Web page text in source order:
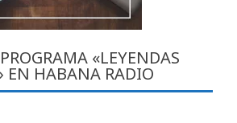
«LEYENDAS
EN HABANA RADIO